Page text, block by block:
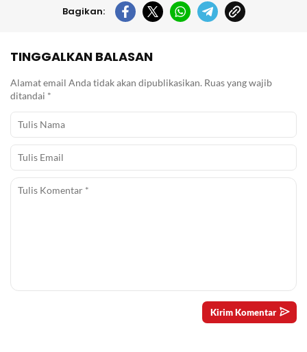
Bagikan:
TINGGALKAN BALASAN
Alamat email Anda tidak akan dipublikasikan. Ruas yang wajib
ditandai *